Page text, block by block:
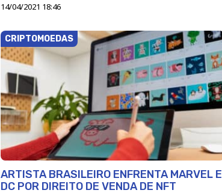
14/04/2021 18:46
CRIPTOMOEDAS
ARTISTA BRASILEIRO ENFRENTA MARVEL E
DC POR DIREITO DE VENDA DE NFT